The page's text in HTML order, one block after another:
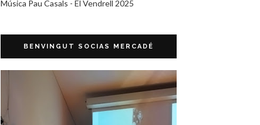
Música Pau Casals - El Vendrell 2025
BENVINGUT SOCIAS MERCADÉ